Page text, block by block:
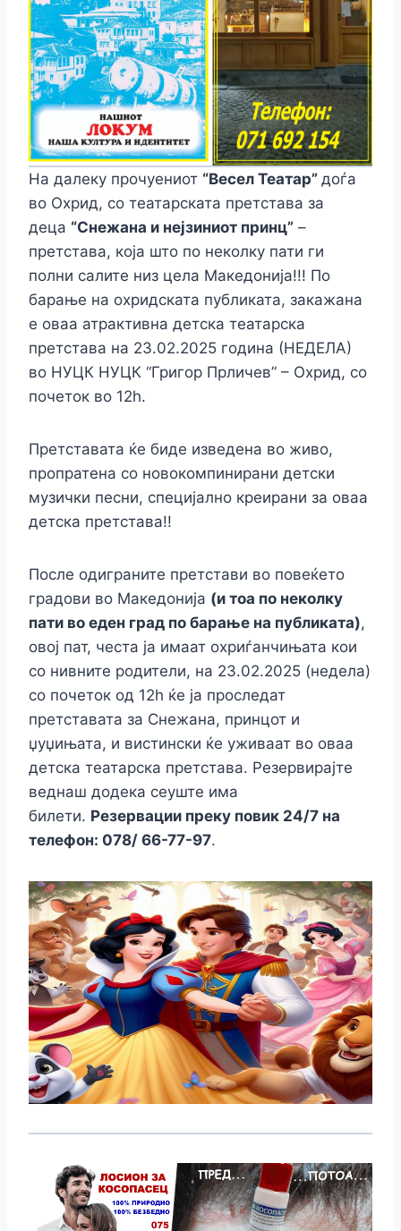
На далеку прочуениот “Весел Театар” доѓа
во Охрид, со театарската претстава за
деца “Снежана и нејзиниот принц” –
претстава, која што по неколку пати ги
полни салите низ цела Македонија!!! По
барање на охридската публиката, закажана
е оваа атрактивна детска театарска
претстава на 23.02.2025 година (НЕДЕЛА)
во НУЦК НУЦК “Григор Прличев” – Охрид, со
почеток во 12h.
Претставата ќе биде изведена во живо,
пропратена со новокомпинирани детски
музички песни, специјално креирани за оваа
детска претстава!!
После одиграните претстави во повеќето
градови во Македонија (и тоа по неколку
пати во еден град по барање на публиката),
овој пат, честа ја имаат охриѓанчињата кои
со нивните родители, на 23.02.2025 (недела)
со почеток од 12h ќе ја проследат
претставата за Снежана, принцот и
џуџињата, и вистински ќе уживаат во оваа
детска театарска претстава. Резервирајте
веднаш додека сеуште има
билети. Резервации преку повик 24/7 на
телефон: 078/ 66-77-97.